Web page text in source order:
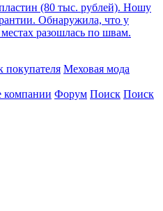
(80 тыс. рублей). Ношу
Обнаружила, что у
разошлась по швам.
покупателя Меховая мода
компании Форум Поиск Поиск